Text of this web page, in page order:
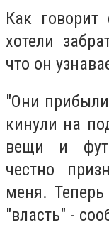
Как говорит
хотели
что он
"Они
кинули на
вещи и
честно
меня.
"власть" -